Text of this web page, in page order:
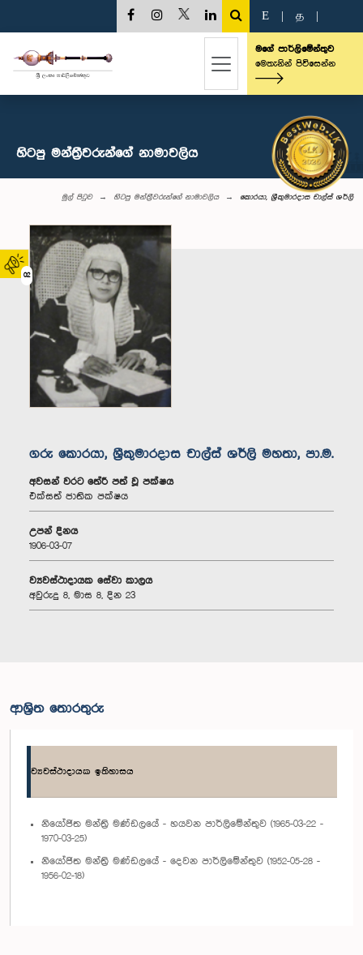
02
E த
මගේ පාර්ලිමේන්තුව
මෙතැනින් පිවිසෙන්න
හිටපු මන්ත්‍රීවරුන්ගේ නාමාවලිය
මුල් පිටුව හිටපු මන්ත්‍රීවරුන්ගේ නාමාවලිය කොරයා, ශ්‍රීකුමාරදාස චාල්ස් ශර්ලි
ගරු කොරයා, ශ්‍රීකුමාරදාස චාල්ස් ශර්ලි මහතා, පා.ම.
අවසන් වරට තේරී පත් වූ පක්ෂය
එක්සත් ජාතික පක්ෂය
උපන් දිනය
1906-03-07
ව්‍යවස්ථාදායක සේවා කාලය
අවුරුදු 8, මාස 8, දින 23
ආශ්‍රිත තොරතුරු
ව්‍යවස්ථාදායක ඉතිහාසය
නියෝජිත මන්ත්‍රි මණ්ඩලයේ - හයවන පාර්ලිමේන්තුව (1965-03-22 -
1970-03-25)
නියෝජිත මන්ත්‍රි මණ්ඩලයේ - දෙවන පාර්ලිමේන්තුව (1952-05-28 -
1956-02-18)